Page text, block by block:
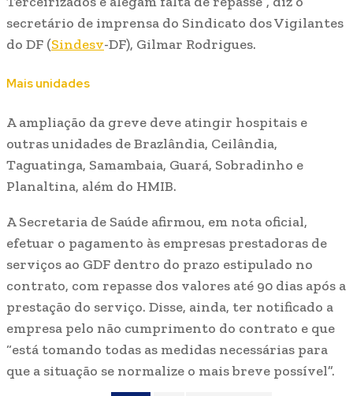
secretário de imprensa do Sindicato dos Vigilantes
do DF (Sindesv-DF), Gilmar Rodrigues.
Mais unidades
A ampliação da greve deve atingir hospitais e
outras unidades de Brazlândia, Ceilândia,
Taguatinga, Samambaia, Guará, Sobradinho e
Planaltina, além do HMIB.
A Secretaria de Saúde afirmou, em nota oficial,
efetuar o pagamento às empresas prestadoras de
serviços ao GDF dentro do prazo estipulado no
contrato, com repasse dos valores até 90 dias após a
prestação do serviço. Disse, ainda, ter notificado a
empresa pelo não cumprimento do contrato e que
“está tomando todas as medidas necessárias para
que a situação se normalize o mais breve possível”.